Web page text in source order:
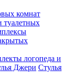
комнат
туалетных
логопеда и
Джери Стулья